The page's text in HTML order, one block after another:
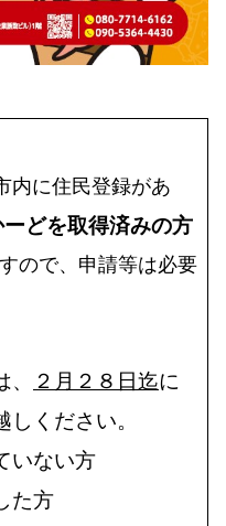
内に住民登録があ
ーどを取得済みの方
ので、申請等は必要
２月２８日迄に
ください。
いない方
た方